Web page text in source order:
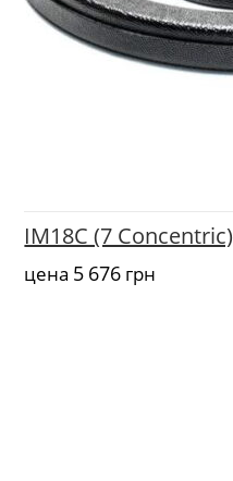
IM18C (7 Concentric)
цена 5 676грн